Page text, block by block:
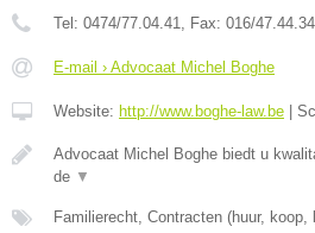
Tel: 0474/77.04.41 , Fax: 016/47.44.34
E-mail › Advocaat Michel Boghe
Website: http://www.boghe-law.be |
Advocaat Michel Boghe biedt u
de ▼
Familierecht, Contracten (huur, koop,